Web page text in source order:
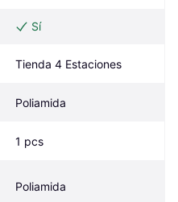
Sí
Tienda 4 Estaciones
Poliamida
1 pcs
Poliamida